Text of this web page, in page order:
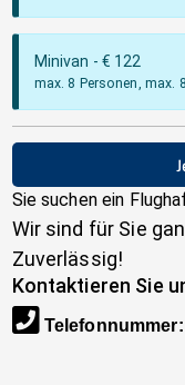
Minivan - € 122
max. 8 Personen, max.
Sie suchen ein
Wir sind für Sie
Zuverlässig!
Kontaktieren Sie
Telefonnummer: